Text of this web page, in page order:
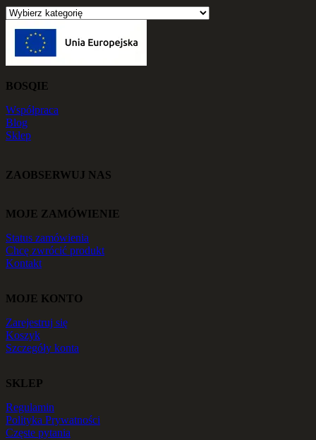
BOSQIE
Współpraca
Blog
Sklep
ZAOBSERWUJ NAS
MOJE ZAMÓWIENIE
Status zamówienia
Chcę zwrócić produkt
Kontakt
MOJE KONTO
Zarejestruj się
Koszyk
Szczegóły konta
SKLEP
Regulamin
Polityka Prywatności
Częste pytania